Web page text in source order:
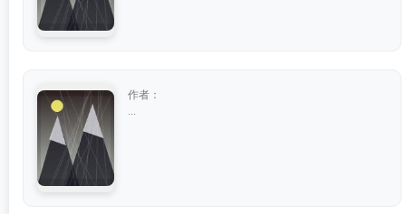
作者：